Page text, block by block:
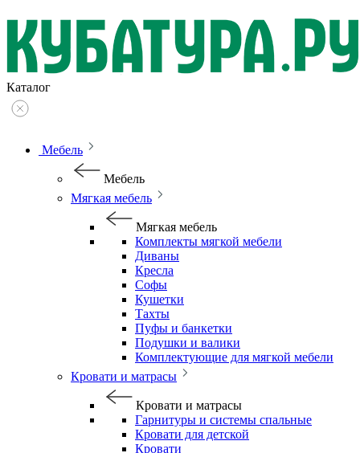
Каталог
Мебель
Мебель
Мягкая мебель
Мягкая мебель
Комплекты мягкой мебели
Диваны
Кресла
Софы
Кушетки
Тахты
Пуфы и банкетки
Подушки и валики
Комплектующие для мягкой мебели
Кровати и матрасы
Кровати и матрасы
Гарнитуры и системы спальные
Кровати для детской
Кровати